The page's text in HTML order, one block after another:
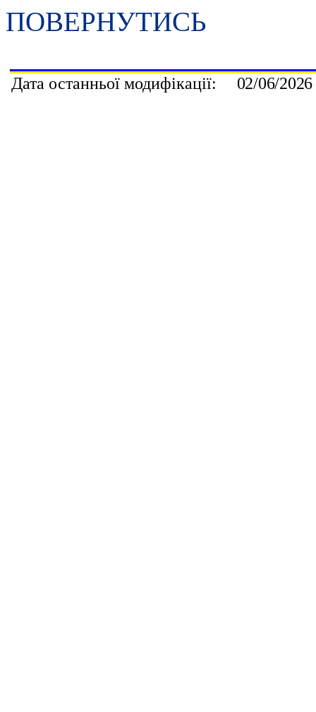
ПОВЕРНУТИСЬ
Дата останньої модифікації: 02/06/2026